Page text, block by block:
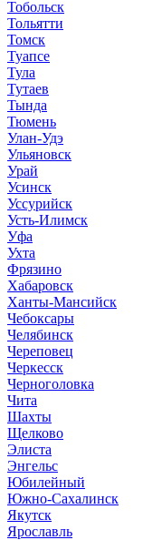
Тобольск
Тольятти
Томск
Туапсе
Тула
Тутаев
Тында
Тюмень
Улан-Удэ
Ульяновск
Урай
Усинск
Уссурийск
Усть-Илимск
Уфа
Ухта
Фрязино
Хабаровск
Ханты-Мансийск
Чебоксары
Челябинск
Череповец
Черкесск
Черноголовка
Чита
Шахты
Щелково
Элиста
Энгельс
Юбилейный
Южно-Сахалинск
Якутск
Ярославль